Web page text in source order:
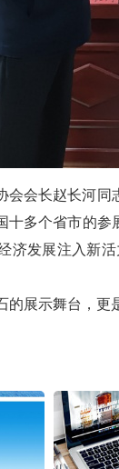
会会长赵长河
十多个省市的
济发展注入新
的展示舞台，更